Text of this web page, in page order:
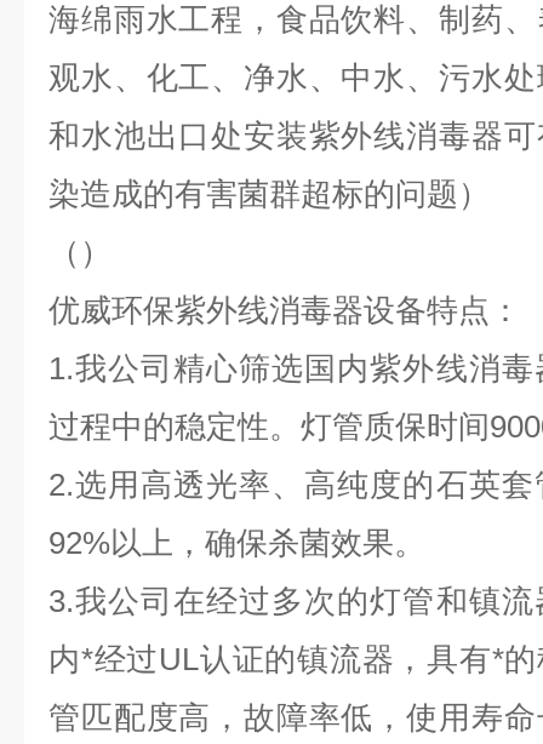
海绵雨水工程，食品饮料、制药
观水、化工、净水、中水、污水
和水池出口处安装紫外线消毒器
染造成的有害菌群超标的问题）
（ ）​
优威环保紫外线消毒器设备特点：
1.我公司精心筛选国内紫外线消
过程中的稳定性。灯管质保时间
2.选用高透光率、高纯度的石英
92%以上，确保杀菌效果。
3.我公司在经过多次的灯管和镇
内*经过UL认证的镇流器，具有*
管匹配度高，故障率低，使用寿